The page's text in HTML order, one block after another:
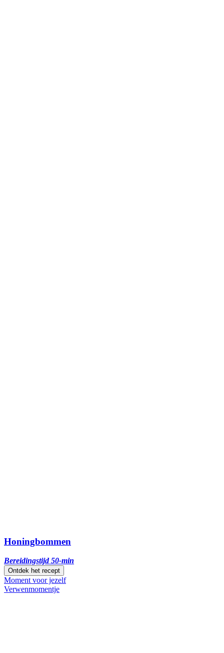
Honingbommen
Bereidingstijd 50-min
Ontdek het recept
Moment voor jezelf
Verwenmomentje